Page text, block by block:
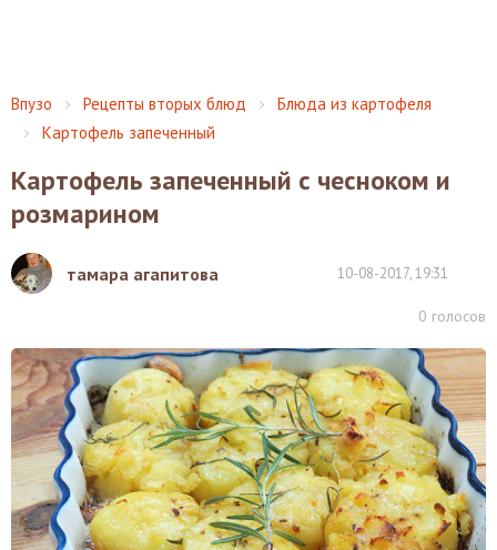
Впузо Рецепты вторых блюд
Блюда из картофеля
Картофель запеченный
Картофель запеченный с чесноком и
розмарином
тамара агапитова 10-08-2017, 19:31
0 голосов